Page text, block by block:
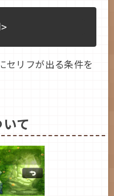
セリフが出る条件を
て